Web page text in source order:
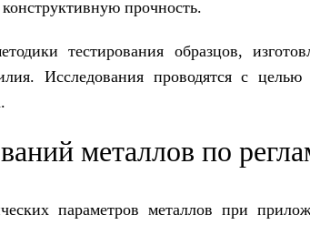
прочность.
тестирования образцов,
Исследования проводятся с
металлов по
параметров металлов при